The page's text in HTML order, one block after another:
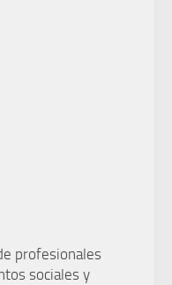
profesionales
sociales y